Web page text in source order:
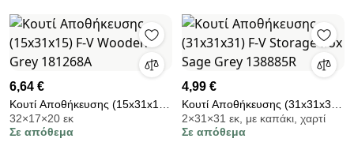
6,64 €
Κουτί Αποθήκευσης (15x31x15)
F-V Wooden Grey 181268A
32×17×20 εκ
Σε απόθεμα
4,99 €
Κουτί Αποθήκευσης (31x31x31)
F-V Storage Box Sage Grey
138885R
2×31×31 εκ, με καπάκι, χαρτί
Σε απόθεμα